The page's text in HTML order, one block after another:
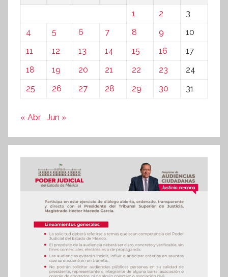
1
2
3
4
5 6 7 8 9
10
11
12 13 14 15 16
17
18
19 20 21 22 23
24
25
26 27 28 29 30 31
« Abr Jun »